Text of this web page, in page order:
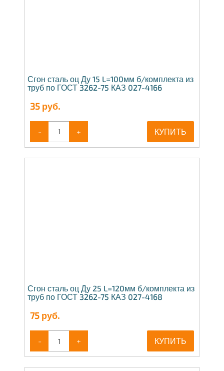
Сгон сталь оц Ду 15 L=100мм б/комплекта из
труб по ГОСТ 3262-75 КАЗ 027-4166
35 руб.
- + КУПИТЬ
Сгон сталь оц Ду 25 L=120мм б/комплекта из
труб по ГОСТ 3262-75 КАЗ 027-4168
75 руб.
- + КУПИТЬ